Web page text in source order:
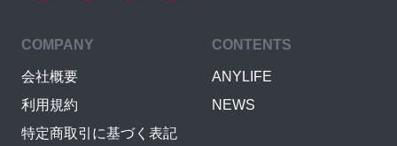
COMPANY
会社概要
利用規約
特定商取引に基づく表記
CONTENTS
ANYLIFE
NEWS